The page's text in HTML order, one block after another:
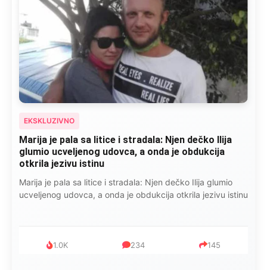
EKSKLUZIVNO
Marija je pala sa litice i stradala: Njen dečko Ilija
glumio ucveljenog udovca, a onda je obdukcija
otkrila jezivu istinu
Marija je pala sa litice i stradala: Njen dečko Ilija glumio
ucveljenog udovca, a onda je obdukcija otkrila jezivu istinu
1.0K 234 145